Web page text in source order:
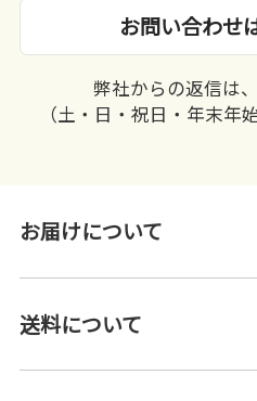
お問い合わせ
弊社からの返信は
（土・日・祝日・年末年
お届けについて
送料について